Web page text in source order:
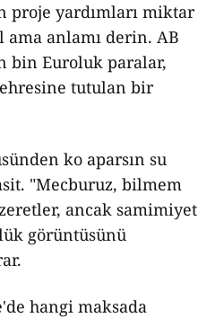
proje yardımları miktar
anlamı derin. AB
bin Euroluk paralar,
tutulan bir
ko aparsın su
"Mecburuz, bilmem
ancak samimiyet
görüntüsünü
hangi maksada